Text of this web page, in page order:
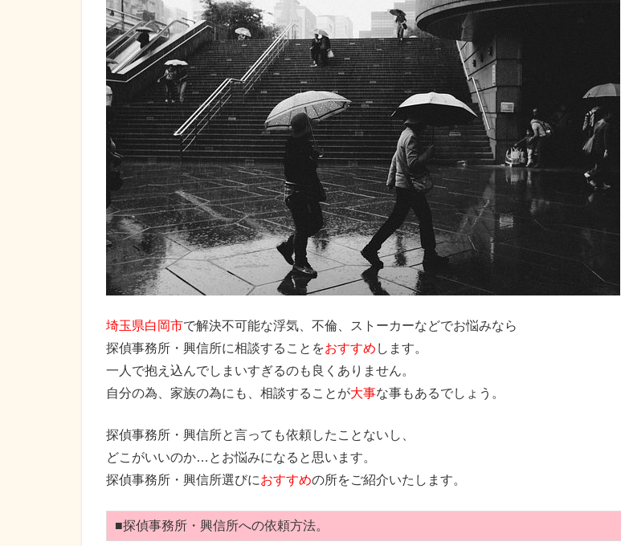
埼玉県白岡市で解決不可能な浮気、不倫、ストーカーなどでお悩みなら
探偵事務所・興信所に相談することをおすすめ します。
一人で抱え込んでしまいすぎるのも良くありません。
自分の為、家族の為にも、相談することが大事な事もあるでしょう。
探偵事務所・興信所と言っても依頼したことないし、
どこがいいのか…とお悩みになると思います。
探偵事務所・興信所選びにおすすめの所をご紹介いたします。
■探偵事務所・興信所への依頼方法。